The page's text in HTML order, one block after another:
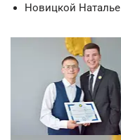
Новицкой Наталье